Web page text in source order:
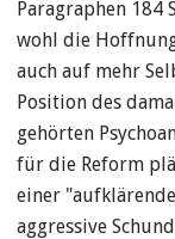
Paragraphen 184
wohl die
auch auf mehr
Position des
gehörten
für die Reform
einer
aggressive